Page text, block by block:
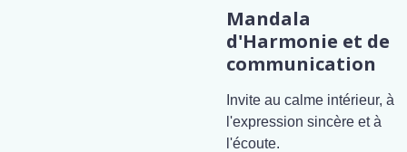
Mandala
d'Harmonie et de
communication
Invite au calme intérieur, à
l'expression sincère et à
l'écoute.